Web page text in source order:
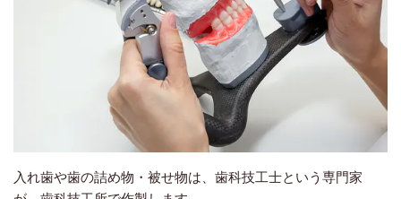
入れ歯や歯の詰め物・被せ物は、歯科技工士という専門家